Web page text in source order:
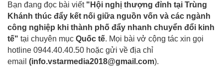
Bạn đang đọc bài viết "Hội nghị thượng đỉnh tại Trùng
Khánh thúc đẩy kết nối giữa nguồn vốn và các ngành
công nghiệp khi thành phố đẩy nhanh chuyển đổi kinh
tế" tại chuyên mục Quốc tế. Mọi bài vở cộng tác xin gọi
hotline 0944.40.40.50 hoặc gửi về địa chỉ
email (info.vstarmedia2018@gmail.com).